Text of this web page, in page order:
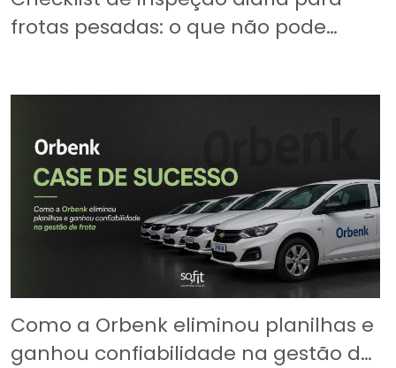
frotas pesadas: o que não pode
Como a Orbenk eliminou planilhas e
ganhou confiabilidade na gestão de